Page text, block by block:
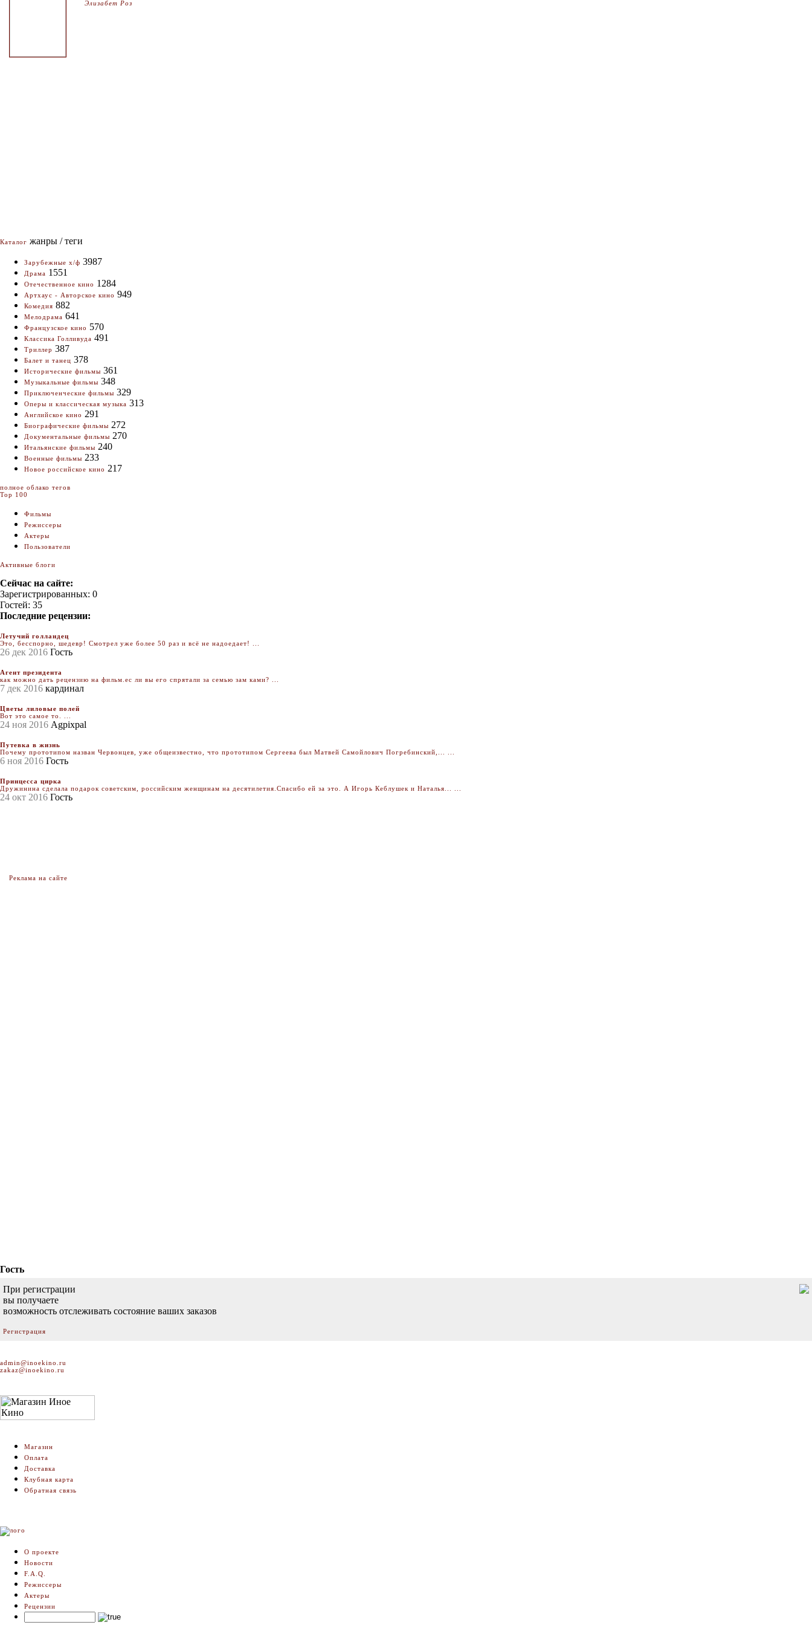
Элизабет Роз
Каталог жанры / теги
Зарубежные х/ф 3987
Драма 1551
Отечественное кино 1284
Артхаус - Авторское кино 949
Комедия 882
Мелодрама 641
Французское кино 570
Классика Голливуда 491
Триллер 387
Балет и танец 378
Исторические фильмы 361
Музыкальные фильмы 348
Приключенческие фильмы 329
Оперы и классическая музыка 313
Английское кино 291
Биографические фильмы 272
Документальные фильмы 270
Итальянские фильмы 240
Военные фильмы 233
Новое российское кино 217
полное облако тегов
Top 100
Фильмы
Режиссеры
Актеры
Пользователи
Активные блоги
Сейчас на сайте:
Зарегистрированных: 0
Гостей: 35
Последние рецензии:
Летучий голландец
Это, бесспорно, шедевр! Смотрел уже более 50 раз и всё не надоедает! ...
26 дек 2016 Гость
Агент президента
как можно дать рецензию на фильм.ес ли вы его спрятали за семью зам ками? ...
7 дек 2016 кардинал
Цветы лиловые полей
Вот это самое то. ...
24 ноя 2016 Agpixpal
Путевка в жизнь
Почему прототипом назван Червонцев, уже общеизвестно, что прототипом Сергеева был Матвей Самойлович Погребинский,... ...
6 ноя 2016 Гость
Принцесса цирка
Дружинина сделала подарок советским, российским женщинам на десятилетия.Спасибо ей за это. А Игорь Кеблушек и Наталья... ...
24 окт 2016 Гость
Реклама на сайте
Гость
При регистрации
вы получаете
возможность отслеживать состояние ваших заказов
Регистрация
admin@inoekino.ru
zakaz@inoekino.ru
Магазин
Оплата
Доставка
Клубная карта
Обратная связь
О проекте
Новости
F.A.Q.
Режиссеры
Актеры
Рецензии